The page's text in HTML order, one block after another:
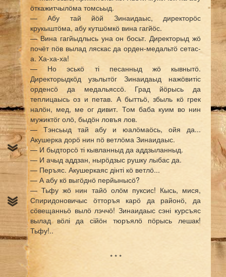
ӧткажитчылӧма томсьыд.
— Абу тай йӧй Зинаидаыс, директорӧс
крукыштӧма, абу кутшӧмкӧ вина гагйӧс.
— Вина гагйыдлысь уна он босьт. Директорыд жӧ
почёт пӧв вылад ляскас да орден-медальтӧ сетас-
а. Ха-ха-ха!
— Но эськӧ ті песанныд жӧ кывнытӧ.
Директорыдкӧд узьлытӧг Зинаидаыд нажӧвитіс
орденсӧ да медальяссӧ. Град йӧрысь да
теплицаысь оз и петав. А быттьӧ, збыль кӧ грек
налӧн, мед, ме ог дивит. Том баба куим во нин
мужиктӧг олӧ, быдӧн ловъя лов.
— Тэнсьыд тай абу и юалӧмаӧсь, ойя да...
Акушерка дорӧ нин пӧ ветлӧма Зинаидаыс.
— И быдторсӧ ті кывланныд да аддзыланныд.
— И ачыд аддзан, нырӧдзыс рушку лыбас да.
— Перъяс. Акушеркаяс дінті кӧ ветлӧ...
— А абу кӧ выгӧднӧ перйынысӧ?
— Тьфу жӧ нин тайӧ олӧм пуксис! Кысь, мися,
Спиридоновичыс ӧтторъя карӧ да районӧ, да
сӧвещанньӧ вылӧ лэччӧ! Зинаидаыс сэні курсъяс
вылад вӧлі да сійӧн тюръялӧ пӧрысь лешак!
Тьфу!..
* * *